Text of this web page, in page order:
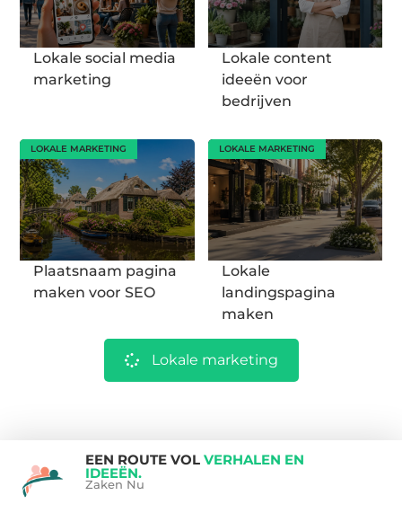
Lokale social media
marketing
Lokale content
ideeën voor
bedrijven
LOKALE MARKETING
Plaatsnaam pagina
maken voor SEO
LOKALE MARKETING
Lokale
landingspagina
maken
Lokale marketing
EEN ROUTE VOL VERHALEN EN
IDEEËN.
Zaken Nu